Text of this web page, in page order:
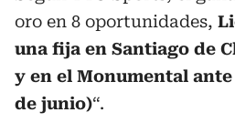
oro en 8 oportunidades,
una fija en Santiago de
y en el Monumental ante
de junio)“.